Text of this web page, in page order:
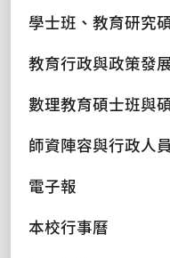
學士班、教育研究
教育行政與政策發
數理教育碩士班與
師資陣容與行政人員
電子報
本校行事曆